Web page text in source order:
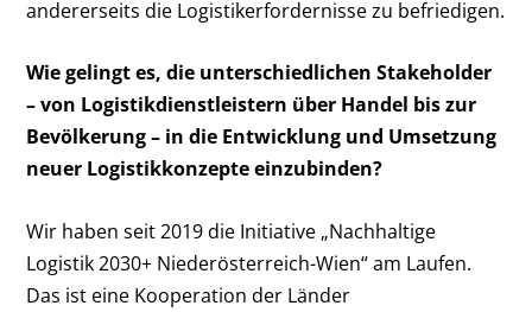
andererseits die Logistikerfordernisse zu befriedigen.
Wie gelingt es, die unterschiedlichen Stakeholder
– von Logistikdienstleistern über Handel bis zur
Bevölkerung – in die Entwicklung und Umsetzung
neuer Logistikkonzepte einzubinden?
Wir haben seit 2019 die Initiative „Nachhaltige
Logistik 2030+ Niederösterreich-Wien“ am Laufen.
Das ist eine Kooperation der Länder